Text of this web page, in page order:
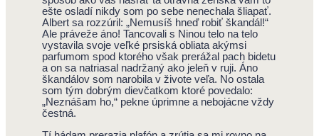
ešte osladí nikdy som po sebe nenechala šliapať.
Albert sa rozzúril: „Nemusíš hneď robiť škandál!“
Ale práveže áno! Tancovali s Ninou telo na telo
vystavila svoje veľké prsiská obliata akýmsi
parfumom spod ktorého však prerážal pach bidetu
a on sa natriasal nadržaný ako jeleň v ruji. Áno
škandálov som narobila v živote veľa. No ostala
som tým dobrým dievčatkom ktoré povedalo:
„Neznášam ho,“ pekne úprimne a nebojácne vždy
čestná.